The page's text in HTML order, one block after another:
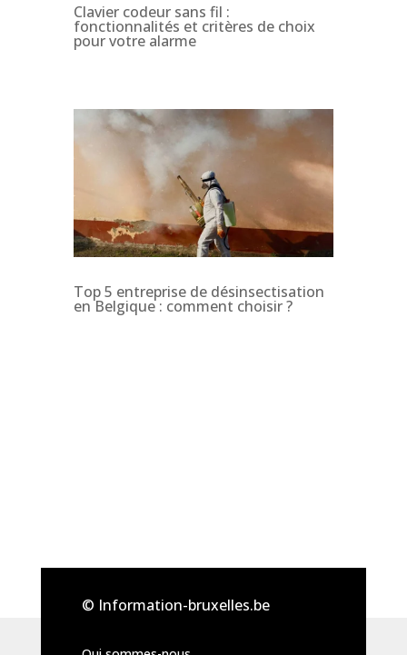
Clavier codeur sans fil :
fonctionnalités et critères de choix
pour votre alarme
Top 5 entreprise de désinsectisation
en Belgique : comment choisir ?
© Information-bruxelles.be